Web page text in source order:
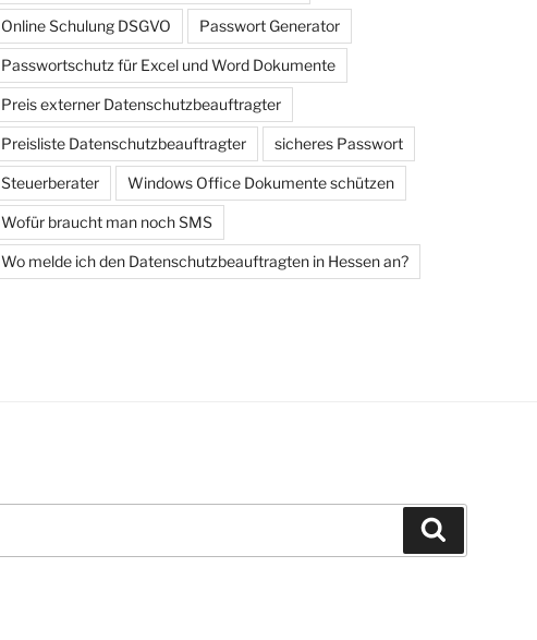
Online Schulung DSGVO Passwort Generator
Passwortschutz für Excel und Word Dokumente
Preis externer Datenschutzbeauftragter
Preisliste Datenschutzbeauftragter sicheres Passwort
Steuerberater Windows Office Dokumente schützen
Wofür braucht man noch SMS
Wo melde ich den Datenschutzbeauftragten in Hessen an?